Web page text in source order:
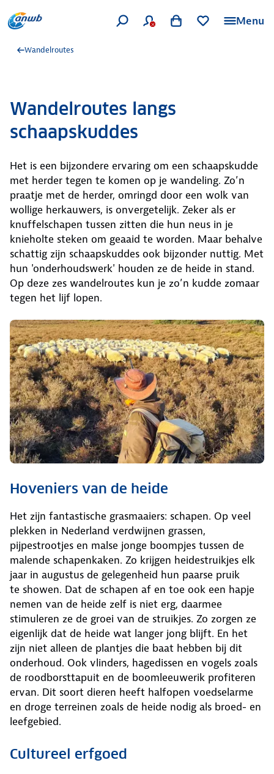
Menu
Wandelroutes
Wandelroutes langs
schaapskuddes
Het is een bijzondere ervaring om een schaapskudde
met herder tegen te komen op je wandeling. Zo’n
praatje met de herder, omringd door een wolk van
wollige herkauwers, is onvergetelijk. Zeker als er
knuffelschapen tussen zitten die hun neus in je
knieholte steken om geaaid te worden. Maar behalve
schattig zijn schaapskuddes ook bijzonder nuttig. Met
hun 'onderhoudswerk' houden ze de heide in stand.
Op deze zes wandelroutes kun je zo’n kudde zomaar
tegen het lijf lopen.
Hoveniers van de heide
Het zijn fantastische grasmaaiers: schapen. Op veel
plekken in Nederland verdwijnen grassen,
pijpestrootjes en malse jonge boompjes tussen de
malende schapenkaken. Zo krijgen heidestruikjes elk
jaar in augustus de gelegenheid hun paarse pruik
te showen. Dat de schapen af en toe ook een hapje
nemen van de heide zelf is niet erg, daarmee
stimuleren ze de groei van de struikjes. Zo zorgen ze
eigenlijk dat de heide wat langer jong blijft. En het
zijn niet alleen de plantjes die baat hebben bij dit
onderhoud. Ook vlinders, hagedissen en vogels zoals
de roodborsttapuit en de boomleeuwerik profiteren
ervan. Dit soort dieren heeft halfopen voedselarme
en droge terreinen zoals de heide nodig als broed- en
leefgebied.
Cultureel erfgoed